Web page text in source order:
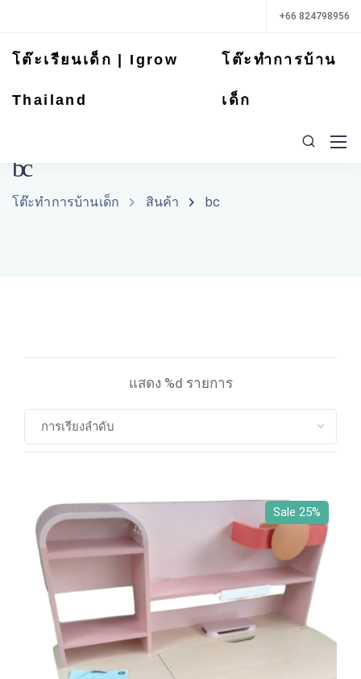
+66 824798956
โต๊ะเรียนเด็ก | Igrow
Thailand
โต๊ะทำการบ้าน
เด็ก
bc
โต๊ะทำการบ้านเด็ก สินค้า bc
แสดง %d รายการ
Sale 25%